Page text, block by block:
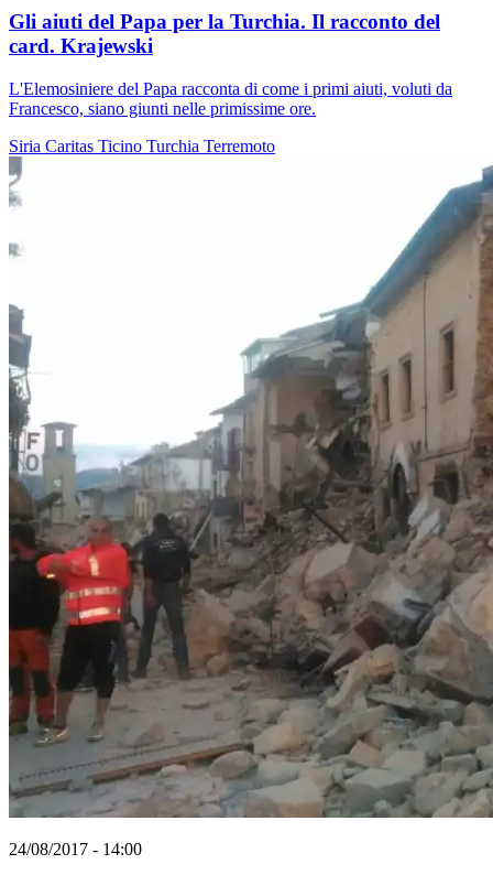
Gli aiuti del Papa per la Turchia. Il racconto del
card. Krajewski
L'Elemosiniere del Papa racconta di come i primi aiuti, voluti da
Francesco, siano giunti nelle primissime ore.
Siria Caritas Ticino Turchia Terremoto
24/08/2017 - 14:00